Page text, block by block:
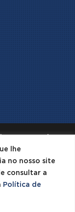
lhe
no nosso site
consultar a
Política de
 Conta